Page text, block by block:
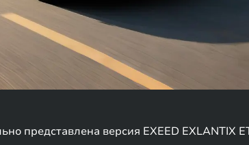
представлена версия EXEED EXLANTIX